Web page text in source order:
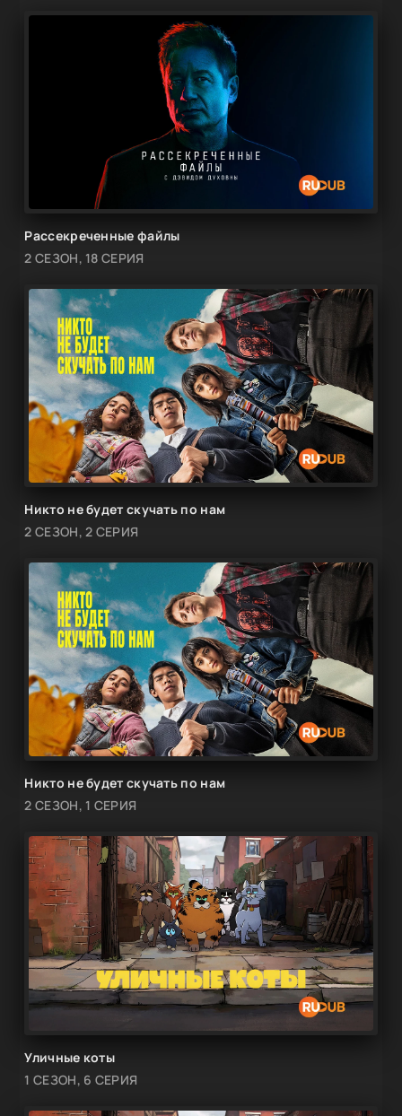
Рассекреченные файлы
2 СЕЗОН, 18 СЕРИЯ
Никто не будет скучать по нам
2 СЕЗОН, 2 СЕРИЯ
Никто не будет скучать по нам
2 СЕЗОН, 1 СЕРИЯ
Уличные коты
1 СЕЗОН, 6 СЕРИЯ